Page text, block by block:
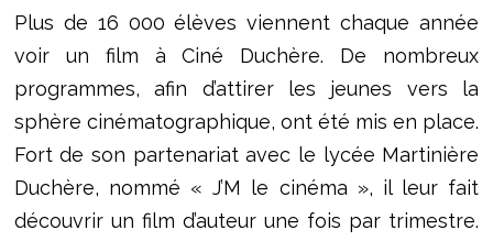
Plus de 16 000 élèves viennent chaque année
voir un film à Ciné Duchère. De nombreux
programmes, afin d’attirer les jeunes vers la
sphère cinématographique, ont été mis en place.
Fort de son partenariat avec le lycée Martinière
Duchère, nommé « J’M le cinéma », il leur fait
découvrir un film d’auteur une fois par trimestre.